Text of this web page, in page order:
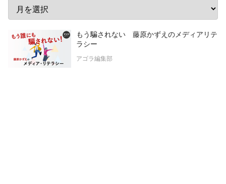
もう騙されない 藤原かずえのメディアリテ
ラシー
アゴラ編集部